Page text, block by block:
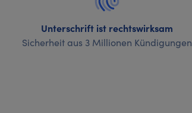
Unterschrift ist rechtswirksam
Sicherheit aus 3 Millionen Kündigungen